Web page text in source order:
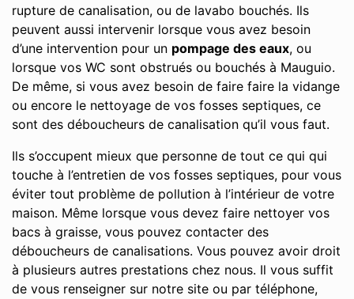
rupture de canalisation, ou de lavabo bouchés. Ils
peuvent aussi intervenir lorsque vous avez besoin
d’une intervention pour un pompage des eaux, ou
lorsque vos WC sont obstrués ou bouchés à Mauguio.
De même, si vous avez besoin de faire faire la vidange
ou encore le nettoyage de vos fosses septiques, ce
sont des déboucheurs de canalisation qu’il vous faut.
Ils s’occupent mieux que personne de tout ce qui qui
touche à l’entretien de vos fosses septiques, pour vous
éviter tout problème de pollution à l’intérieur de votre
maison. Même lorsque vous devez faire nettoyer vos
bacs à graisse, vous pouvez contacter des
déboucheurs de canalisations. Vous pouvez avoir droit
à plusieurs autres prestations chez nous. Il vous suffit
de vous renseigner sur notre site ou par téléphone,